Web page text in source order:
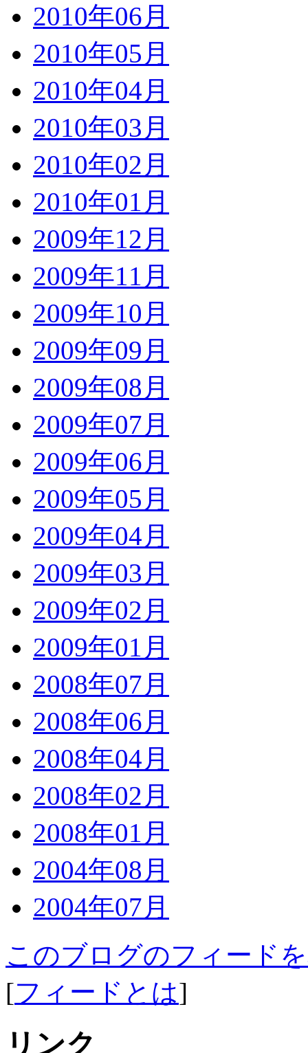
2010年06月
2010年05月
2010年04月
2010年03月
2010年02月
2010年01月
2009年12月
2009年11月
2009年10月
2009年09月
2009年08月
2009年07月
2009年06月
2009年05月
2009年04月
2009年03月
2009年02月
2009年01月
2008年07月
2008年06月
2008年04月
2008年02月
2008年01月
2004年08月
2004年07月
このブログのフィード
[フィードとは]
リンク